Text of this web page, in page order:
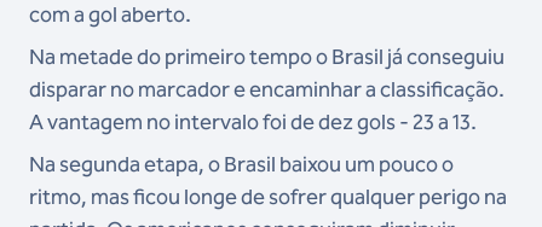
com a gol aberto.
Na metade do primeiro tempo o Brasil já conseguiu
disparar no marcador e encaminhar a classificação.
A vantagem no intervalo foi de dez gols - 23 a 13.
Na segunda etapa, o Brasil baixou um pouco o
ritmo, mas ficou longe de sofrer qualquer perigo na